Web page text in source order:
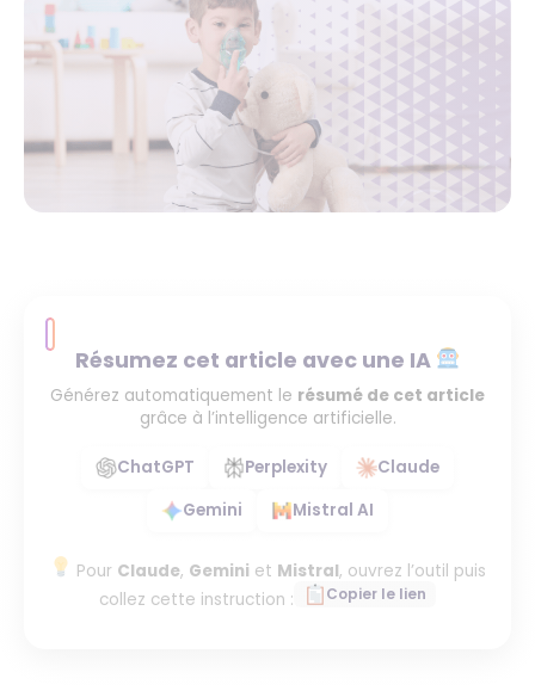
Résumez cet article avec une IA
Générez automatiquement le résumé de cet article
grâce à l’intelligence artificielle.
ChatGPT Perplexity
Claude
Gemini
Mistral AI
Pour Claude, Gemini et Mistral, ouvrez l’outil puis
collez cette instruction :
Copier le lien